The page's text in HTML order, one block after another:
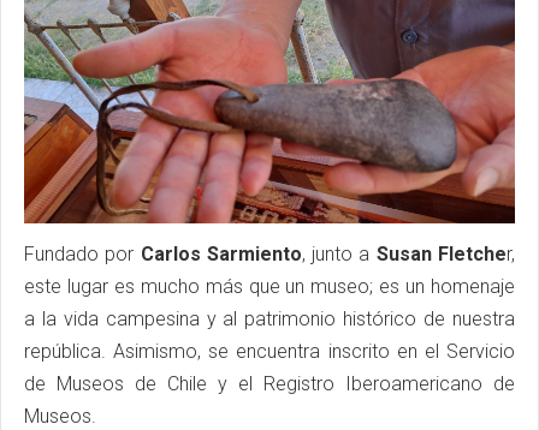
Fundado por Carlos Sarmiento, junto a Susan Fletcher,
este lugar es mucho más que un museo; es un homenaje
a la vida campesina y al patrimonio histórico de nuestra
república. Asimismo, se encuentra inscrito en el Servicio
de Museos de Chile y el Registro Iberoamericano de
Museos.